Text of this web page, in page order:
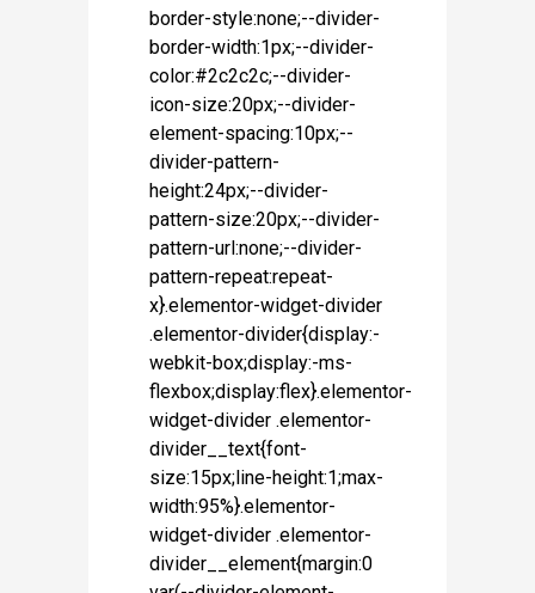
border-style:none;--divider-
border-width:1px;--divider-
color:#2c2c2c;--divider-
icon-size:20px;--divider-
element-spacing:10px;--
divider-pattern-
height:24px;--divider-
pattern-size:20px;--divider-
pattern-url:none;--divider-
pattern-repeat:repeat-
x}.elementor-widget-divider
.elementor-divider{display:-
webkit-box;display:-ms-
flexbox;display:flex}.elementor-
widget-divider .elementor-
divider__text{font-
size:15px;line-height:1;max-
width:95%}.elementor-
widget-divider .elementor-
divider__element{margin:0